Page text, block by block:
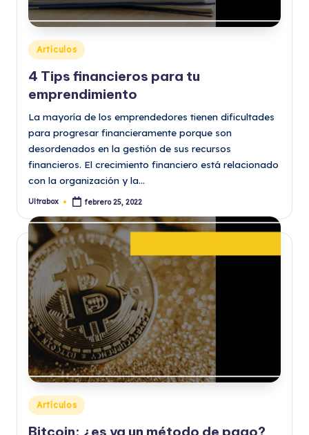
Publicado
en
Artículos
4 Tips financieros para tu
emprendimiento
La mayoría de los emprendedores tienen dificultades
para progresar financieramente porque son
desordenados en la gestión de sus recursos
financieros. El crecimiento financiero está relacionado
con la organización y la…
Publicado
Ultrabox febrero 25, 2022
Publicado
en
Artículos
Bitcoin: ¿es ya un método de pago?